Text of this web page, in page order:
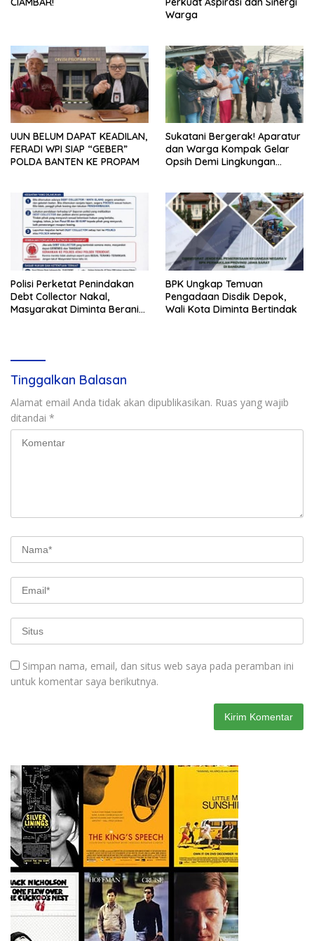
Warga
UUN BELUM DAPAT KEADILAN,
FERADI WPI SIAP “GEBER”
POLDA BANTEN KE PROPAM
Sukatani Bergerak! Aparatur
dan Warga Kompak Gelar
Opsih Demi Lingkungan
Polisi Perketat Penindakan
Debt Collector Nakal,
Masyarakat Diminta Berani
BPK Ungkap Temuan
Pengadaan Disdik Depok,
Wali Kota Diminta Bertindak
Tinggalkan Balasan
Alamat email Anda tidak akan dipublikasikan. Ruas yang wajib
ditandai *
Simpan nama, email, dan situs web saya pada peramban ini
untuk komentar saya berikutnya.